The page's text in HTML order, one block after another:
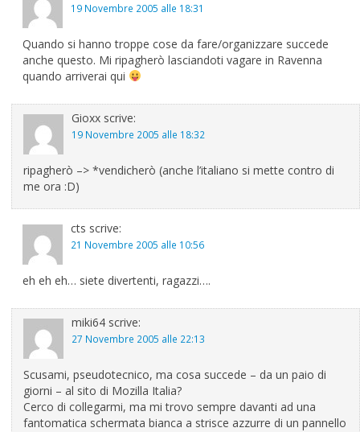
19 Novembre 2005 alle 18:31
Quando si hanno troppe cose da fare/organizzare succede
anche questo. Mi ripagherò lasciandoti vagare in Ravenna
quando arriverai qui
Gioxx scrive:
19 Novembre 2005 alle 18:32
ripagherò –> *vendicherò (anche l’italiano si mette contro di
me ora :D)
cts scrive:
21 Novembre 2005 alle 10:56
eh eh eh… siete divertenti, ragazzi….
miki64 scrive:
27 Novembre 2005 alle 22:13
Scusami, pseudotecnico, ma cosa succede – da un paio di
giorni – al sito di Mozilla Italia?
Cerco di collegarmi, ma mi trovo sempre davanti ad una
fantomatica schermata bianca a strisce azzurre di un pannello